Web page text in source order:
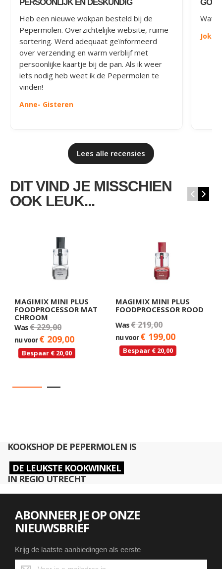
PERSOONLIJK EN DESKUNDIG
Heb een nieuwe wokpan besteld bij de
Pepermolen. Overzichtelijke website, ruime
sortering. Werd adequaat geïnformeerd
over verzending en warm verblijf met
persoonlijke kaartje bij de pan. Als ik weer
iets nodig heb weet ik de Pepermolen te
vinden!
Anne- Gisteren
Wat
Joke
Lees alle recensies
DIT VIND JE MISSCHIEN
OOK LEUK...
‹ ›
MAGIMIX MINI PLUS
FOODPROCESSOR MAT
CHROOM
Was€ 229,00
nu voor€ 209,00
Bespaar € 20,00
MAGIMIX MINI PLUS
FOODPROCESSOR ROOD
Was€ 219,00
nu voor€ 199,00
Bespaar € 20,00
KOOKSHOP DE PEPERMOLEN IS
DE LEUKSTE KOOKWINKEL
IN REGIO UTRECHT
ABONNEER JE OP ONZE
NIEUWSBRIEF
Krijg de laatste aanbiedingen als eerste
Krijg